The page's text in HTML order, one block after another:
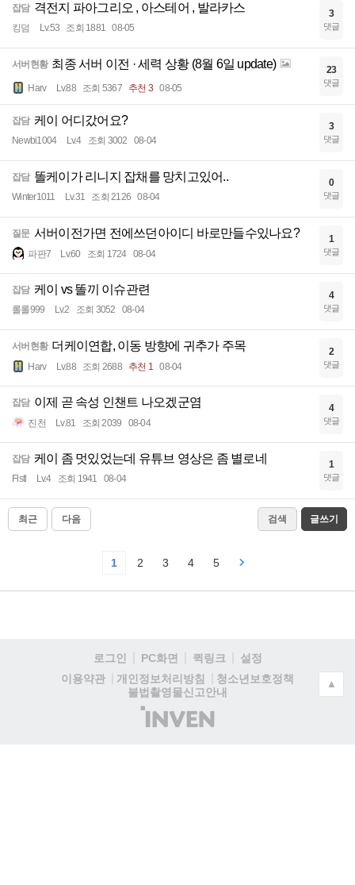
잡담 격전지 파아그리오 , 아스테어 , 발라카스
킹덤 Lv.53 조회 1881 08-05
3
댓글
서버현황 최종 서버 이전 · 세력 상황 (8월 6일 update)
Harv Lv.88 조회 5367 추천 3 08-05
23
댓글
잡담 케이 어디갔어요?
Newbi1004 Lv.4 조회 3002 08-04
3
댓글
잡담 똘케이가 리니지 잡채를 망치고있어..
Winter1011 Lv.31 조회 2126 08-04
0
댓글
질문 서버이전가면 전에쓰던아이디 바로만들수있나요?
파판7 Lv.60 조회 1724 08-04
1
댓글
잡담 케이 vs 똘끼 이슈관련
롤롤999 Lv.2 조회 3052 08-04
4
댓글
서버현황 더케이연합, 이동 방향에 귀추가 주목
Harv Lv.88 조회 2688 추천 1 08-04
2
댓글
잡담 이제 곧 속성 인챈트 나오겠군염
진천 Lv.81 조회 2039 08-04
4
댓글
잡담 케이 좀 멋있었는데 유튜브 영상은 좀 별로네
Flstl Lv.4 조회 1941 08-04
1
댓글
최근 다음 검색 글쓰기
1 2 3 4 5
로그인 PC화면 퀵링크
설정
이용약관
개인정보처리방침
청소년보호정책
불법촬영물신고안내
(주)
인
▲